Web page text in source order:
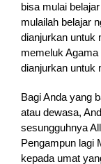
bisa mulai
mulailah belajar
dianjurkan untuk
memeluk
dianjurkan untuk
Bagi Anda yang
atau dewasa,
sesungguhnya
Pengampun lagi
kepada umat